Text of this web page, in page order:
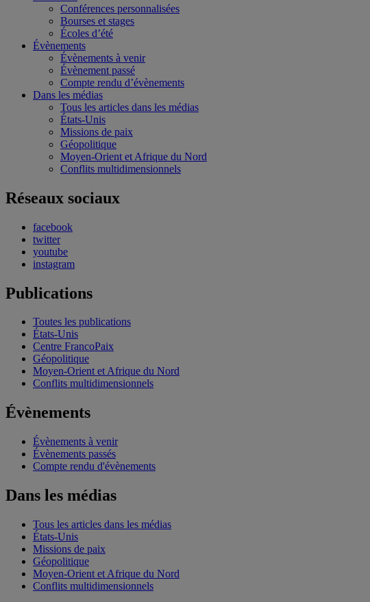
Conférences personnalisées
Bourses et stages
Écoles d’été
Évènements
Évènements à venir
Évènement passé
Compte rendu d’évènements
Dans les médias
Tous les articles dans les médias
États-Unis
Missions de paix
Géopolitique
Moyen-Orient et Afrique du Nord
Conflits multidimensionnels
Réseaux sociaux
facebook
twitter
youtube
instagram
Publications
Toutes les publications
États-Unis
Centre FrancoPaix
Géopolitique
Moyen-Orient et Afrique du Nord
Conflits multidimensionnels
Évènements
Évènements à venir
Évènements passés
Compte rendu d'évènements
Dans les médias
Tous les articles dans les médias
États-Unis
Missions de paix
Géopolitique
Moyen-Orient et Afrique du Nord
Conflits multidimensionnels